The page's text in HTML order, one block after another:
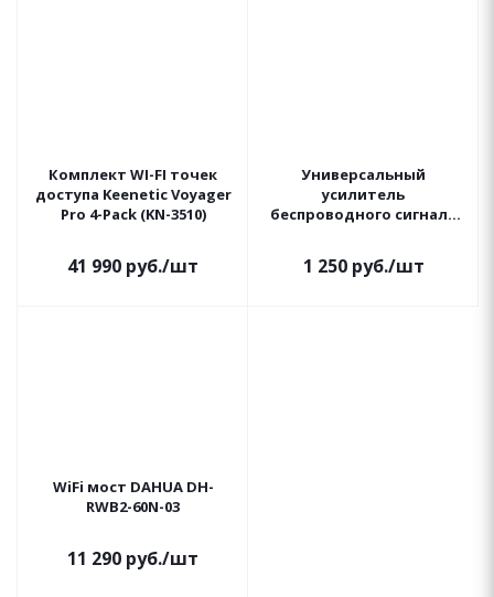
Комплект WI-FI точек
доступа Keenetic Voyager
Pro 4-Pack (KN-3510)
41 990 руб./шт
Универсальный
усилитель
беспроводного сигнала
1 250руб./шт
WiFi мост DAHUA DH-
RWB2-60N-03
11 290 руб./шт